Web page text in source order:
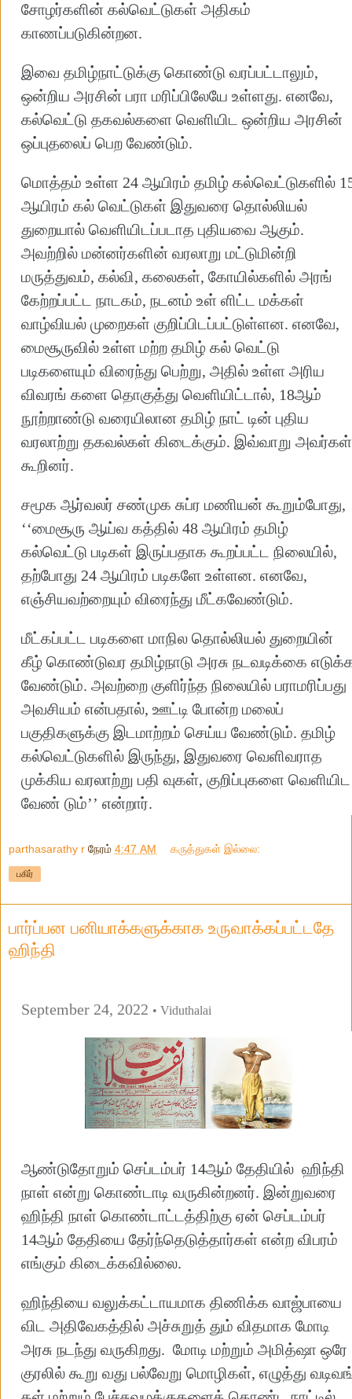
சோழர்களின் கல்வெட்டுகள் அதிகம்
காணப்படுகின்றன.
இவை தமிழ்நாட்டுக்கு கொண்டு வரப்பட்டாலும்,
ஒன்றிய அரசின் பரா மரிப்பிலேயே உள்ளது. எனவே,
கல்வெட்டு தகவல்களை வெளியிட ஒன்றிய அரசின்
ஒப்புதலைப் பெற வேண்டும்.
மொத்தம் உள்ள 24 ஆயிரம் தமிழ் கல்வெட்டுகளில்
ஆயிரம் கல் வெட்டுகள் இதுவரை தொல்லியல்
துறையால் வெளியிடப்படாத புதியவை ஆகும்.
அவற்றில் மன்னர்களின் வரலாறு மட்டுமின்றி
மருத்துவம், கல்வி, கலைகள், கோயில்களில் அரங்
கேற்றப்பட்ட நாடகம், நடனம் உள் ளிட்ட மக்கள்
வாழ்வியல் முறைகள் குறிப்பிடப்பட்டுள்ளன. எனவே,
மைசூருவில் உள்ள மற்ற தமிழ் கல் வெட்டு
படிகளையும் விரைந்து பெற்று, அதில் உள்ள அரிய
விவரங் களை தொகுத்து வெளியிட்டால், 18ஆம்
நூற்றாண்டு வரையிலான தமிழ் நாட் டின் புதிய
வரலாற்று தகவல்கள் கிடைக்கும். இவ்வாறு அவர்கள்
கூறினர்.
சமூக ஆர்வலர் சண்முக சுப்ர மணியன் கூறும்போது,
‘‘மைசூரு ஆய்வ கத்தில் 48 ஆயிரம் தமிழ்
கல்வெட்டு படிகள் இருப்பதாக கூறப்பட்ட நிலையில்,
தற்போது 24 ஆயிரம் படிகளே உள்ளன. எனவே,
எஞ்சியவற்றையும் விரைந்து மீட்கவேண்டும்.
மீட்கப்பட்ட படிகளை மாநில தொல்லியல் துறையின்
கீழ் கொண்டுவர தமிழ்நாடு அரசு நடவடிக்கை
வேண்டும். அவற்றை குளிர்ந்த நிலையில் பராமரிப்பது
அவசியம் என்பதால், ஊட்டி போன்ற மலைப்
பகுதிகளுக்கு இடமாற்றம் செய்ய வேண்டும். தமிழ்
கல்வெட்டுகளில் இருந்து, இதுவரை வெளிவராத
முக்கிய வரலாற்று பதி வுகள், குறிப்புகளை வெளியிட
வேண் டும்’’ என்றார்.
parthasarathy r நேரம் 4:47 AM கருத்துகள் இல்லை:
பகிர்
பார்ப்பன பனியாக்களுக்காக உருவாக்கப்பட்டதே
ஹிந்தி
September 24, 2022 • Viduthalai
ஆண்டுதோறும் செப்டம்பர் 14ஆம் தேதியில் ஹிந்தி
நாள் என்று கொண்டாடி வருகின்றனர். இன்றுவரை
ஹிந்தி நாள் கொண்டாட்டத்திற்கு ஏன் செப்டம்பர்
14ஆம் தேதியை தேர்ந்தெடுத்தார்கள் என்ற விபரம்
எங்கும் கிடைக்கவில்லை.
ஹிந்தியை வலுக்கட்டாயமாக திணிக்க வாஜ்பாயை
விட அதிவேகத்தில் அச்சுறுத் தும் விதமாக மோடி
அரசு நடந்து வருகிறது. மோடி மற்றும் அமித்ஷா ஒரே
குரலில் கூறு வது பல்வேறு மொழிகள், எழுத்து